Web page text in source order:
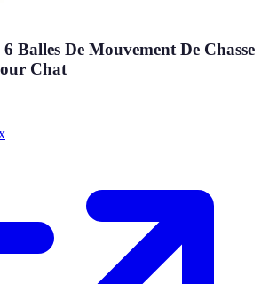
Balles De Mouvement De Chasse
Chat